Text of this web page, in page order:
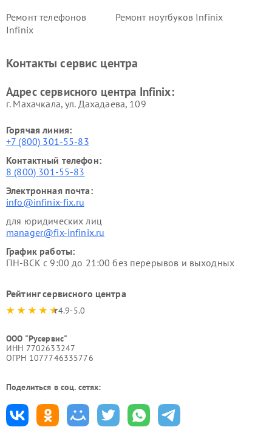
Ремонт телефонов
Infinix
Ремонт ноутбуков Infinix
Контакты сервис центра
Адрес сервисного центра Infinix:
г. Махачкала, ул. Дахадаева, 109
Горячая линия:
+7 (800) 301-55-83
Контактный телефон:
8 (800) 301-55-83
Электронная почта:
info@infinix-fix.ru
для юридических лиц
manager@fix-infinix.ru
График работы:
ПН-ВСК с 9:00 до 21:00 без перерывов и выходных
Рейтинг сервисного центра
4.9-5.0
ООО "Русервис"
ИНН 7702633247
ОГРН 1077746335776
Поделиться в соц. сетях: